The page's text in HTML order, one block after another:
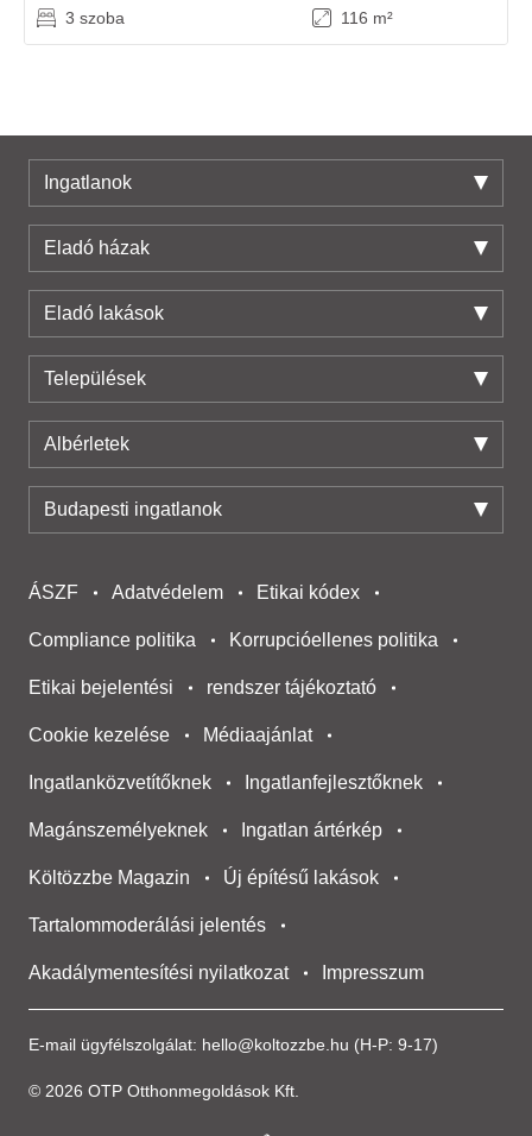
3 szoba
116 m²
Ingatlanok
Eladó házak
Eladó lakások
Települések
Albérletek
Budapesti ingatlanok
E-mail ügyfélszolgálat: hello@koltozzbe.hu (H-P: 9-17)
© 2026 OTP Otthonmegoldások Kft.
ÁSZF Adatvédelem Etikai kódex
Compliance politika Korrupcióellenes politika
Etikai bejelentési rendszer tájékoztató
Cookie kezelése Médiaajánlat
Ingatlanközvetítőknek Ingatlanfejlesztőknek
Magánszemélyeknek Ingatlan ártérkép
Költözzbe Magazin Új építésű lakások
Tartalommoderálási jelentés
Akadálymentesítési nyilatkozat Impresszum